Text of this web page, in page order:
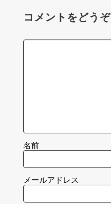
コメントをどうぞ
名前
メールアドレス